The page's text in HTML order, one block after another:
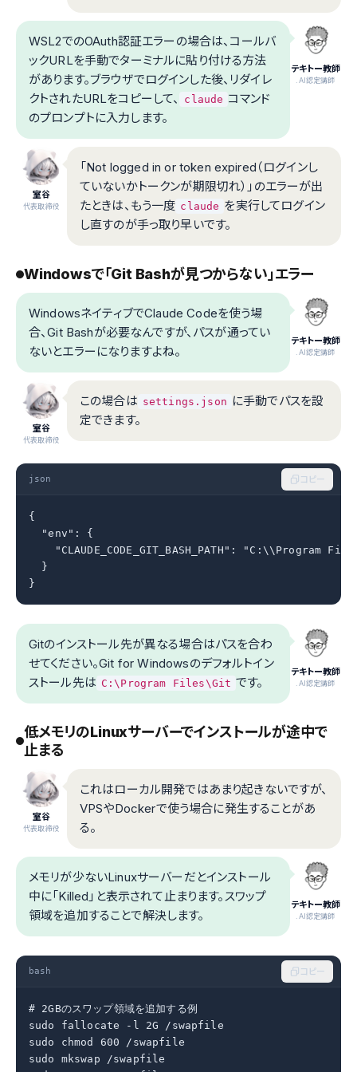
テキトー教師
.AI認定講師
WSL2でのOAuth認証エラーの場合は、コールバ
ックURLを手動でターミナルに貼り付ける方法
があります。ブラウザでログインした後、リダイレ
クトされたURLをコピーして、
claude コマンド
のプロンプトに入力します。
室谷
代表取締役
「Not logged in or token expired（ログインし
ていないかトークンが期限切れ）」のエラーが出
たときは、もう一度 claude を実行してログイン
し直すのが手っ取り早いです。
Windowsで「Git Bashが見つからない」エラー
テキトー教師
.AI認定講師
WindowsネイティブでClaude Codeを使う場
合、Git Bashが必要なんですが、パスが通ってい
ないとエラーになりますよね。
室谷
代表取締役
この場合は settings.json に手動でパスを設
定できます。
json コピー
{
  "env": {
"CLAUDE_CODE_GIT_BASH_PATH": "C:\\Program
  }
}
テキトー教師
.AI認定講師
Gitのインストール先が異なる場合はパスを合わ
せてください。Git for Windowsのデフォルトイン
ストール先は C:\Program Files\Git です。
低メモリのLinuxサーバーでインストールが途中で
止まる
室谷
代表取締役
これはローカル開発ではあまり起きないですが、
VPSやDockerで使う場合に発生することがあ
る。
テキトー教師
.AI認定講師
メモリが少ないLinuxサーバーだとインストール
中に「Killed」と表示されて止まります。スワップ
領域を追加することで解決します。
bash コピー
# 2GBのスワップ領域を追加する例
sudo fallocate -l 2G /swapfile
sudo chmod 600 /swapfile
sudo mkswap /swapfile